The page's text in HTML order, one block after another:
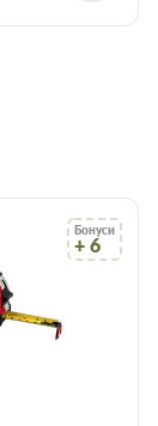
Бонуси
+ 6